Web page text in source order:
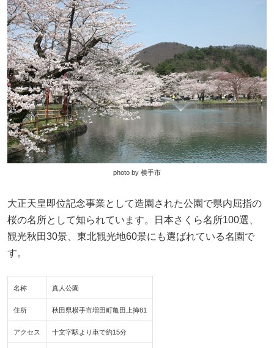
photo by 横手市
大正天皇即位記念事業として造園された公園で県内屈指の
桜の名所として知られています。日本さくら名所100選、
観光秋田30景、東北観光地60景にも選ばれている名園で
す。
名称 真人公園
住所 秋田県横手市増田町亀田上掵81
アクセス 十文字駅より車で約15分